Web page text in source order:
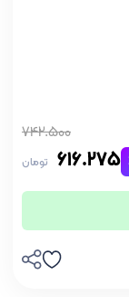
742.500
616.275 تومان